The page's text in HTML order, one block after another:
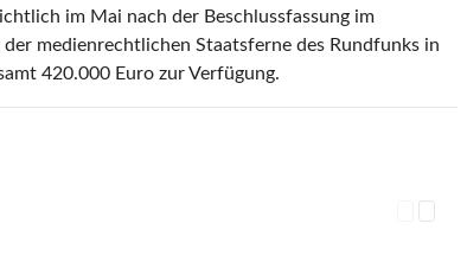
im Mai nach der Beschlussfassung im
medienrechtlichen Staatsferne des Rundfunks in
420.000 Euro zur Verfügung.